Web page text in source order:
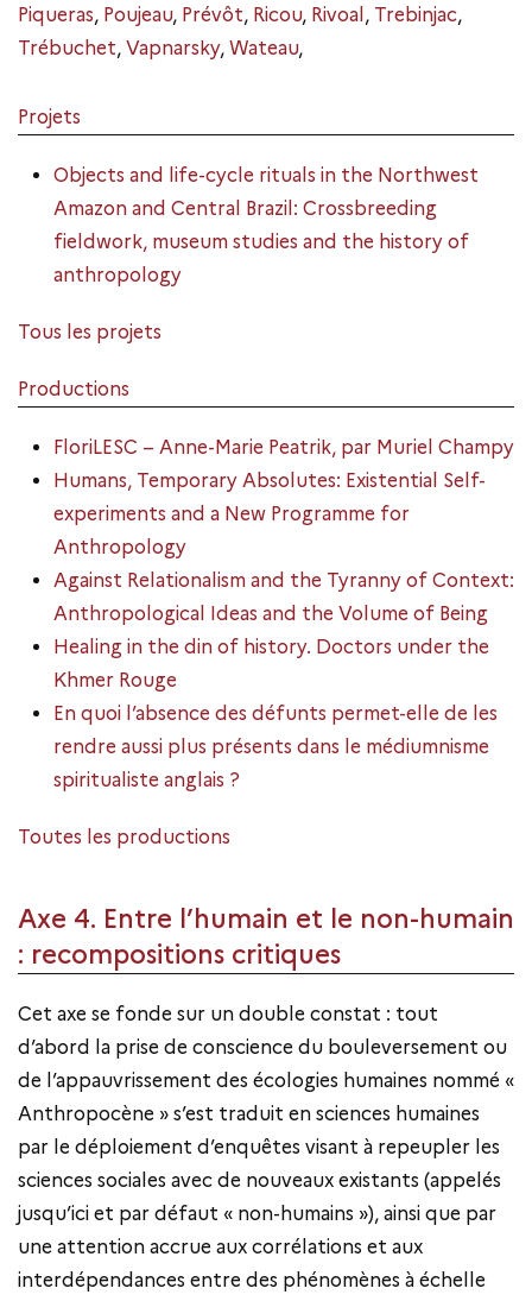
Piqueras, Poujeau, Prévôt, Ricou, Rivoal , Trebinjac,
Trébuchet, Vapnarsky, Wateau,
Projets
Objects and life-cycle rituals in the Northwest
Amazon and Central Brazil: Crossbreeding
fieldwork, museum studies and the history of
anthropology
Tous les projets
Productions
FloriLESC – Anne-Marie Peatrik, par Muriel Champy
Humans, Temporary Absolutes: Existential Self-
experiments and a New Programme for
Anthropology
Against Relationalism and the Tyranny of Context:
Anthropological Ideas and the Volume of Being
Healing in the din of history. Doctors under the
Khmer Rouge
En quoi l’absence des défunts permet-elle de les
rendre aussi plus présents dans le médiumnisme
spiritualiste anglais ?
Toutes les productions
Axe 4. Entre l’humain et le non-humain
: recompositions critiques
Cet axe se fonde sur un double constat : tout
d’abord la prise de conscience du bouleversement ou
de l’appauvrissement des écologies humaines nommé «
Anthropocène » s’est traduit en sciences humaines
par le déploiement d’enquêtes visant à repeupler les
sciences sociales avec de nouveaux existants (appelés
jusqu’ici et par défaut « non-humains »), ainsi que par
une attention accrue aux corrélations et aux
interdépendances entre des phénomènes à échelle